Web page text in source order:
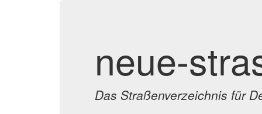
neue-
Das Straßenverzeichnis für